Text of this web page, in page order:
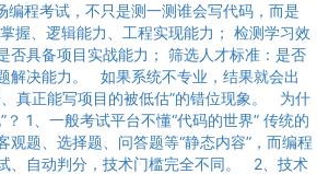
程考试，不只是测一测谁会写代码，而是
握、逻辑能力、工程实现能力； 检测学习效
否具备项目实战能力； 筛选人才标准：是否
解决能力。 如果系统不专业，结果就会出
真正能写项目的被低估”的错位现象。 为什
？ 1、一般考试平台不懂“代码的世界” 传统的
观题、选择题、问答题等“静态内容”，而编程
、自动判分，技术门槛完全不同。 2、技术